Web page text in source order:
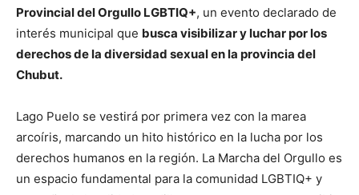
Provincial del Orgullo LGBTIQ+, un evento declarado de
interés municipal que busca visibilizar y luchar por los
derechos de la diversidad sexual en la provincia del
Chubut.
Lago Puelo se vestirá por primera vez con la marea
arcoíris, marcando un hito histórico en la lucha por los
derechos humanos en la región. La Marcha del Orgullo es
un espacio fundamental para la comunidad LGBTIQ+ y